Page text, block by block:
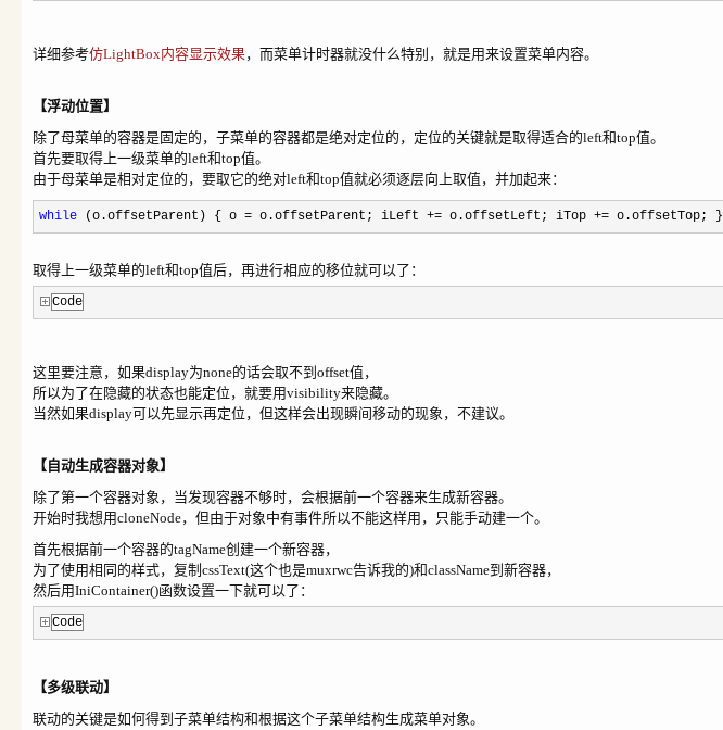
详细参考仿LightBox内容显示效果，而菜单计时器就没什么特别，就是用来设置菜单内容。
【浮动位置】
除了母菜单的容器是固定的，子菜单的容器都是绝对定位的，定位的关键就是取得适合的left和top值。
首先要取得上一级菜单的left和top值。
由于母菜单是相对定位的，要取它的绝对left和top值就必须逐层向上取值，并加起来：
while (o.offsetParent) { o = o.offsetParent; iLeft += o.offsetLeft; iTop += o.offsetTop; }
取得上一级菜单的left和top值后，再进行相应的移位就可以了：
Code
这里要注意，如果display为none的话会取不到offset值，
所以为了在隐藏的状态也能定位，就要用visibility来隐藏。
当然如果display可以先显示再定位，但这样会出现瞬间移动的现象，不建议。
【自动生成容器对象】
除了第一个容器对象，当发现容器不够时，会根据前一个容器来生成新容器。
开始时我想用cloneNode，但由于对象中有事件所以不能这样用，只能手动建一个。
首先根据前一个容器的tagName创建一个新容器，
为了使用相同的样式，复制cssText(这个也是muxrwc告诉我的)和className到新容器，
然后用IniContainer()函数设置一下就可以了：
Code
【多级联动】
联动的关键是如何得到子菜单结构和根据这个子菜单结构生成菜单对象。